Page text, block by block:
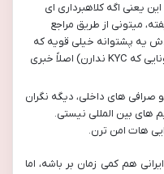
یعنی اگه کلاهبرداری ای
میتونی از طریق مراجع
یه پشتوانه خیلی قویه که
تو صرافی های خارجی (مخصوصاً اونایی که KYC ندارن) اصلاً خبری
صرافی های داخلی، دیگه نگران
بین المللی نیستی.
هات امن ترن.
هم کمی زمان بر باشه، اما